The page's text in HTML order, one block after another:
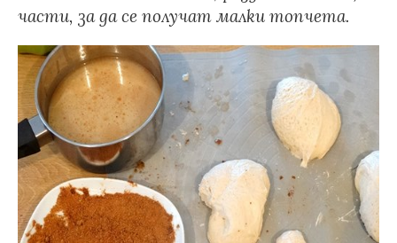
части, за да се получат малки топчета.